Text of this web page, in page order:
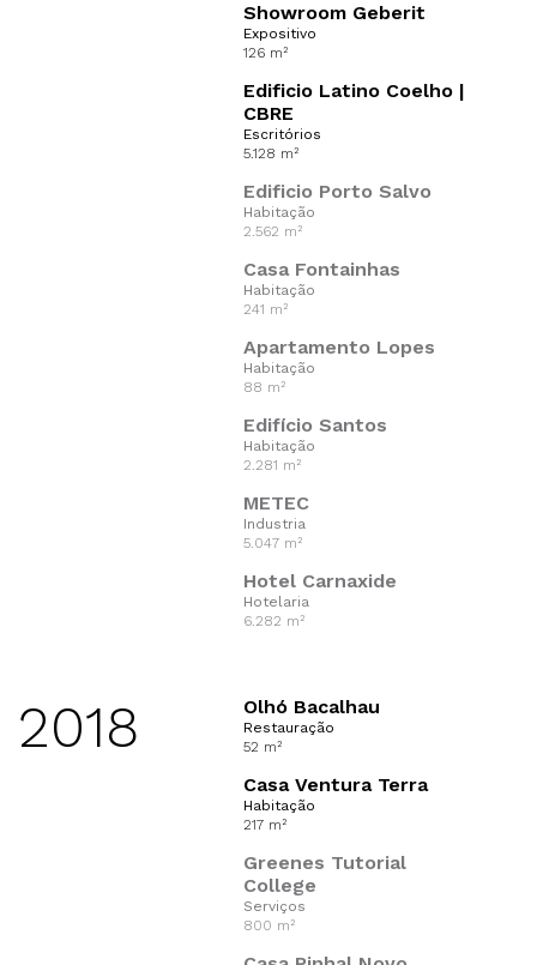
Edificio Latino Coelho |
CBRE
Escritórios
5.128 m²
Showroom Geberit
Expositivo
126 m²
Edificio Porto Salvo
Habitação
2.562 m²
Casa Fontainhas
Habitação
241 m²
Apartamento Lopes
Habitação
88 m²
Edifício Santos
Habitação
2.281 m²
METEC
Industria
5.047 m²
Hotel Carnaxide
Hotelaria
6.282 m²
Casa Ventura Terra
Habitação
217 m²
Olhó Bacalhau
Restauração
52 m²
2018
Greenes Tutorial
College
Serviços
800 m²